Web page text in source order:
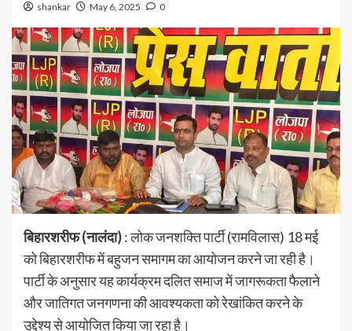
shankar May 6, 2025 0
बिहारशरीफ (नालंदा): लोक जनशक्ति पार्टी (रामविलास) 18 मई
को बिहारशरीफ में बहुजन समागम का आयोजन करने जा रही है।
पार्टी के अनुसार यह कार्यक्रम दलित समाज में जागरूकता फैलाने
और जातिगत जनगणना की आवश्यकता को रेखांकित करने के
उद्देश्य से आयोजित किया जा रहा है।